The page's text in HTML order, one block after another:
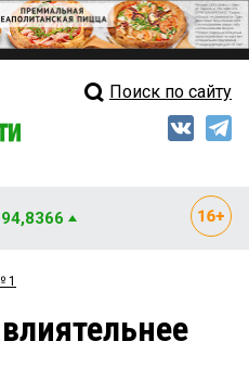
Свежий выпуск
Рейтинги
Поиск по сайту
1